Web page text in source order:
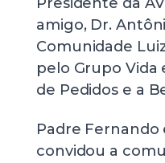
amigo, Dr.
Comunidade
pelo Grupo Vida
de Pedidos e a
Padre
convidou a